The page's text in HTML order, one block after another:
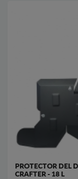
PROTECTOR DEL
CRAFTER - 18 L